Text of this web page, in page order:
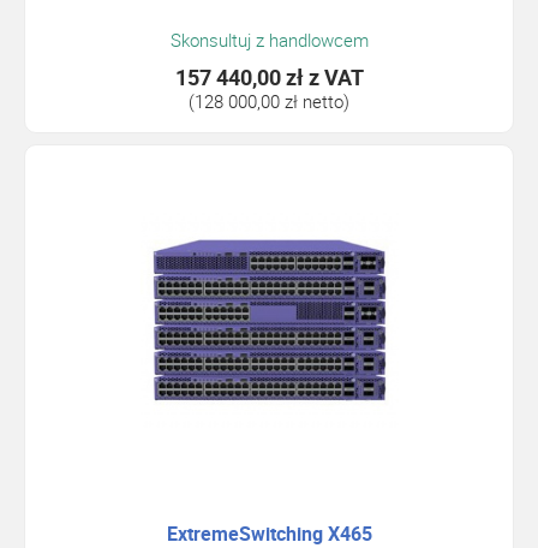
Skonsultuj z handlowcem
157 440,00 złz VAT
(128 000,00 zł netto)
ExtremeSwitching X465